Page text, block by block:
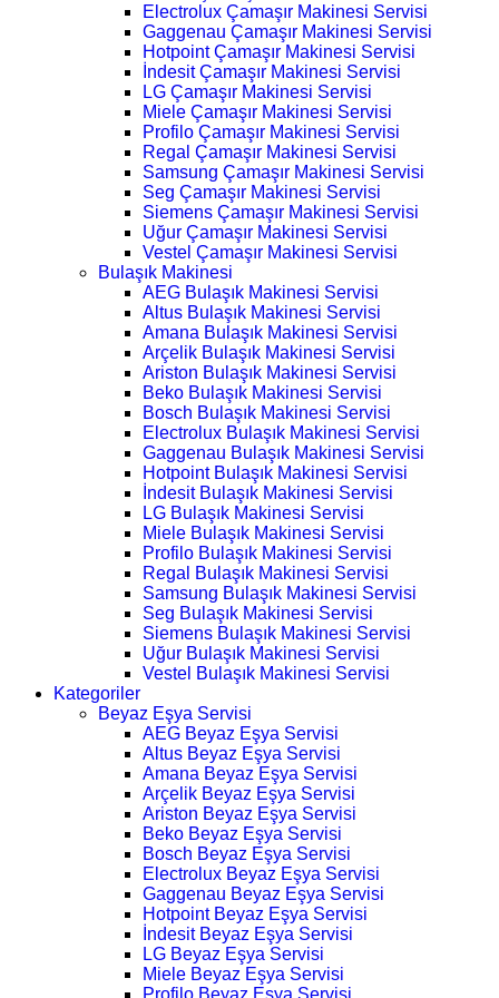
Electrolux Çamaşır Makinesi Servisi
Gaggenau Çamaşır Makinesi Servisi
Hotpoint Çamaşır Makinesi Servisi
İndesit Çamaşır Makinesi Servisi
LG Çamaşır Makinesi Servisi
Miele Çamaşır Makinesi Servisi
Profilo Çamaşır Makinesi Servisi
Regal Çamaşır Makinesi Servisi
Samsung Çamaşır Makinesi Servisi
Seg Çamaşır Makinesi Servisi
Siemens Çamaşır Makinesi Servisi
Uğur Çamaşır Makinesi Servisi
Vestel Çamaşır Makinesi Servisi
Bulaşık Makinesi
AEG Bulaşık Makinesi Servisi
Altus Bulaşık Makinesi Servisi
Amana Bulaşık Makinesi Servisi
Arçelik Bulaşık Makinesi Servisi
Ariston Bulaşık Makinesi Servisi
Beko Bulaşık Makinesi Servisi
Bosch Bulaşık Makinesi Servisi
Electrolux Bulaşık Makinesi Servisi
Gaggenau Bulaşık Makinesi Servisi
Hotpoint Bulaşık Makinesi Servisi
İndesit Bulaşık Makinesi Servisi
LG Bulaşık Makinesi Servisi
Miele Bulaşık Makinesi Servisi
Profilo Bulaşık Makinesi Servisi
Regal Bulaşık Makinesi Servisi
Samsung Bulaşık Makinesi Servisi
Seg Bulaşık Makinesi Servisi
Siemens Bulaşık Makinesi Servisi
Uğur Bulaşık Makinesi Servisi
Vestel Bulaşık Makinesi Servisi
Kategoriler
Beyaz Eşya Servisi
AEG Beyaz Eşya Servisi
Altus Beyaz Eşya Servisi
Amana Beyaz Eşya Servisi
Arçelik Beyaz Eşya Servisi
Ariston Beyaz Eşya Servisi
Beko Beyaz Eşya Servisi
Bosch Beyaz Eşya Servisi
Electrolux Beyaz Eşya Servisi
Gaggenau Beyaz Eşya Servisi
Hotpoint Beyaz Eşya Servisi
İndesit Beyaz Eşya Servisi
LG Beyaz Eşya Servisi
Miele Beyaz Eşya Servisi
Profilo Beyaz Eşya Servisi